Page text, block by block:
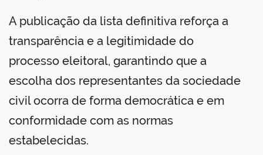
A publicação da lista definitiva reforça a
transparência e a legitimidade do
processo eleitoral, garantindo que a
escolha dos representantes da sociedade
civil ocorra de forma democrática e em
conformidade com as normas
estabelecidas.